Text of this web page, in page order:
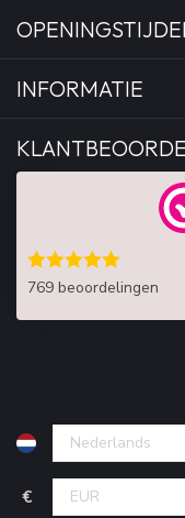
INFORMATIE
769 beoordelingen
€